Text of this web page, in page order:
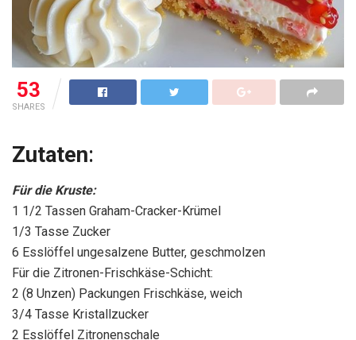
53
SHARES
Zutaten:
Für die Kruste:
1 1/2 Tassen Graham-Cracker-Krümel
1/3 Tasse Zucker
6 Esslöffel ungesalzene Butter, geschmolzen
Für die Zitronen-Frischkäse-Schicht:
2 (8 Unzen) Packungen Frischkäse, weich
3/4 Tasse Kristallzucker
2 Esslöffel Zitronenschale